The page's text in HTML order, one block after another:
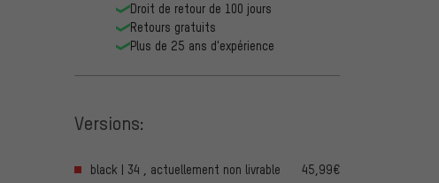
Droit de retour de 100 jours
Retours gratuits
Plus de 25 ans d'expérience
Versions:
black | 34 , actuellement non livrable
45,99€